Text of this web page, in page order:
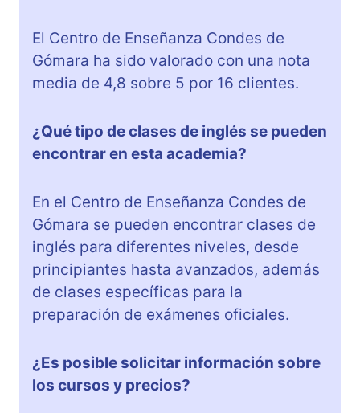
El Centro de Enseñanza Condes de
Gómara ha sido valorado con una nota
media de 4,8 sobre 5 por 16 clientes.
¿Qué tipo de clases de inglés se pueden
encontrar en esta academia?
En el Centro de Enseñanza Condes de
Gómara se pueden encontrar clases de
inglés para diferentes niveles, desde
principiantes hasta avanzados, además
de clases específicas para la
preparación de exámenes oficiales.
¿Es posible solicitar información sobre
los cursos y precios?